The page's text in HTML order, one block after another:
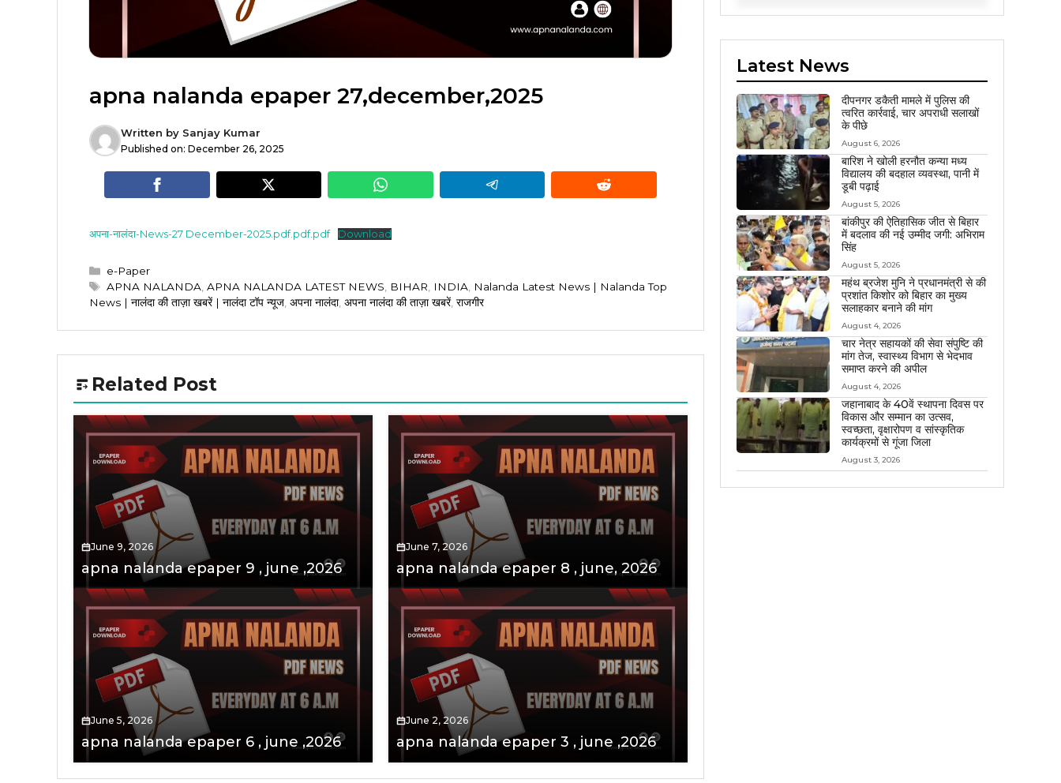
apna nalanda epaper 27,december,2025
Written by Sanjay Kumar
Published on: December 26, 2025
अपना-नालंदा-News-27 December-2025.pdf.pdf.pdf Download
Categories
e-Paper
Tags
APNA NALANDA, APNA NALANDA LATEST NEWS, BIHAR, INDIA, Nalanda Latest News | Nalanda Top
News | नालंदा की ताज़ा खबरें | नालंदा टॉप न्यूज, अपना नालंदा, अपना नालंदा की ताज़ा खबरें, राजगीर
Related Post
June 9, 2026
apna nalanda epaper 9 , june ,2026
June 7, 2026
apna nalanda epaper 8 , june, 2026
June 5, 2026
apna nalanda epaper 6 , june ,2026
June 2, 2026
apna nalanda epaper 3 , june ,2026
Latest News
दीपनगर डकैती मामले में पुलिस की
त्वरित कार्रवाई, चार अपराधी सलाखों
के पीछे
August 6, 2026
बारिश ने खोली हरनौत कन्या मध्य
विद्यालय की बदहाल व्यवस्था, पानी में
डूबी पढ़ाई
August 5, 2026
बांकीपुर की ऐतिहासिक जीत से बिहार
में बदलाव की नई उम्मीद जगी: अभिराम
सिंह
August 5, 2026
महंथ ब्रजेश मुनि ने प्रधानमंत्री से की
प्रशांत किशोर को बिहार का मुख्य
सलाहकार बनाने की मांग
August 4, 2026
चार नेत्र सहायकों की सेवा संपुष्टि की
मांग तेज, स्वास्थ्य विभाग से भेदभाव
समाप्त करने की अपील
August 4, 2026
जहानाबाद के 40वें स्थापना दिवस पर
विकास और सम्मान का उत्सव,
स्वच्छता, वृक्षारोपण व सांस्कृतिक
कार्यक्रमों से गूंजा जिला
August 3, 2026